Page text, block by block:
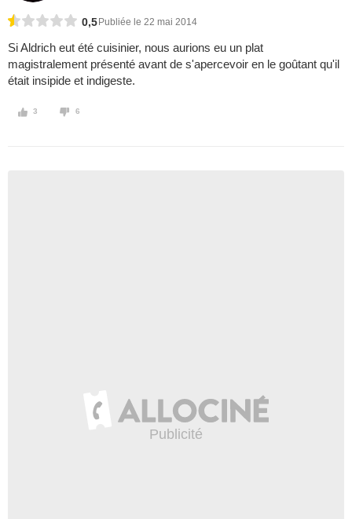
0,5 Publiée le 22 mai 2014
Si Aldrich eut été cuisinier, nous aurions eu un plat
magistralement présenté avant de s'apercevoir en le goûtant qu'il
était insipide et indigeste.
3 6